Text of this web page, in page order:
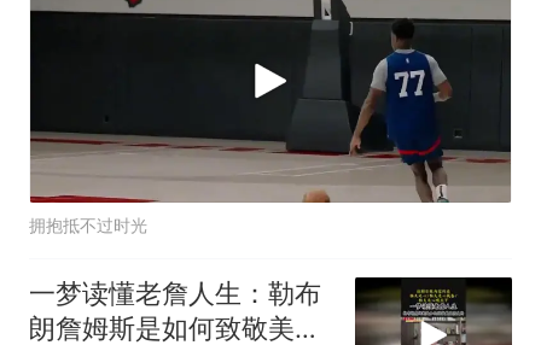
拥抱抵不过时光
一梦读懂老詹人生：勒布
朗詹姆斯是如何致敬美国